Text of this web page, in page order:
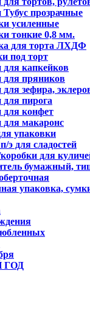
прозрачные
усиленные
тонкие 0,8 мм.
для торта ЛХДФ
под торт
для капкейков
для пряников
зефира,
пирога
для конфет
для макаронс
упаковки
э для сладостей
для
бумажный,
упаковка,
ГОД